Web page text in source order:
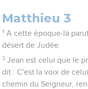
Matthieu 3
1 A cette époque-là
désert de Judée.
3 Jean est celui que le
dit : C'est la voix de
chemin du Seigneur,